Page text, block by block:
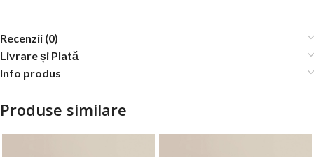
Recenzii (0)
Livrare și Plată
Info produs
Produse similare